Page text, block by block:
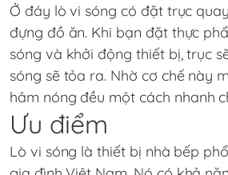
Ở đáy lò vi sóng có đặt trục
đựng đồ ăn. Khi bạn đặt thực
sóng và khởi động thiết bị, trục
sóng sẽ tỏa ra. Nhờ cơ chế này
hâm nóng đều một cách nhanh
Ưu điểm
Lò vi sóng là thiết bị nhà bếp